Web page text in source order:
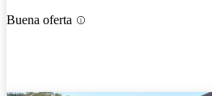
Buena oferta